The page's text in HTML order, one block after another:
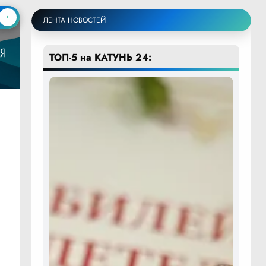
ЛЕНТА НОВОСТЕЙ
ТОП-5 на КАТУНЬ 24: